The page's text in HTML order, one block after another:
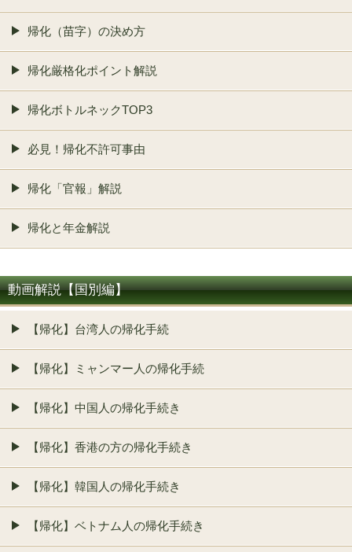
帰化（苗字）の決め方
帰化厳格化ポイント解説
帰化ボトルネックTOP3
必見！帰化不許可事由
帰化「官報」解説
帰化と年金解説
動画解説【国別編】
【帰化】台湾人の帰化手続
【帰化】ミャンマー人の帰化手続
【帰化】中国人の帰化手続き
【帰化】香港の方の帰化手続き
【帰化】韓国人の帰化手続き
【帰化】ベトナム人の帰化手続き